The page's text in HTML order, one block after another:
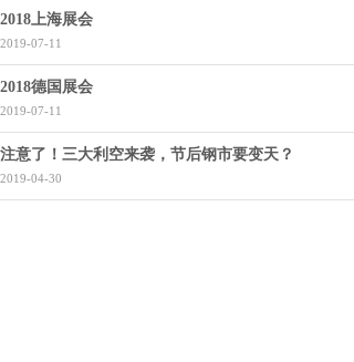
2018上海展会
2019-07-11
2018德国展会
2019-07-11
注意了！三大利空来袭，节后钢市要变天？
2019-04-30